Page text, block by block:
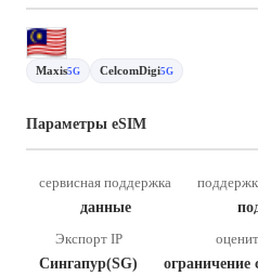
Maxis5G CelcomDigi5G
Параметры eSIM
сервисная поддержка
данные
Экспорт IP
Сингапур(SG)
ограничение